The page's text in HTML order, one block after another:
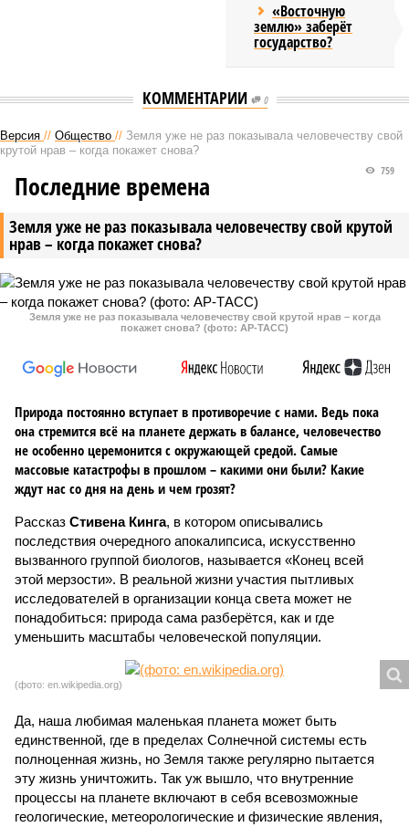
«Восточную
землю» заберёт
государство?
КОММЕНТАРИИ 0
Версия // Общество // Земля уже не раз показывала человечеству свой
крутой нрав – когда покажет снова?
Земля уже не раз показывала человечеству свой крутой
нрав – когда покажет снова?
759
Последние времена
Земля уже не раз показывала человечеству свой крутой нрав – когда
покажет снова? (фото: АР-ТАСС)
Природа постоянно вступает в противоречие с нами. Ведь пока
она стремится всё на планете держать в балансе, человечество
не особенно церемонится с окружающей средой. Самые
массовые катастрофы в прошлом – какими они были? Какие
ждут нас со дня на день и чем грозят?
Рассказ Стивена Кинга, в котором описывались
последствия очередного апокалипсиса, искусственно
вызванного группой биологов, называется «Конец всей
этой мерзости». В реальной жизни участия пытливых
исследователей в организации конца света может не
понадобиться: природа сама разберётся, как и где
уменьшить масштабы человеческой популяции.
(фото: en.wikipedia.org)
Да, наша любимая маленькая планета может быть
единственной, где в пределах Солнечной системы есть
полноценная жизнь, но Земля также регулярно пытается
эту жизнь уничтожить. Так уж вышло, что внутренние
процессы на планете включают в себя всевозможные
геологические, метеорологические и физические явления,